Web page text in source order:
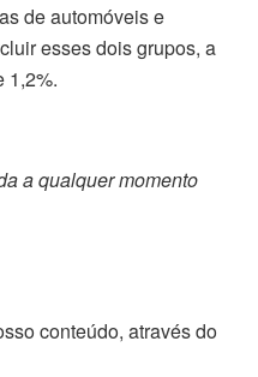
de automóveis e
esses dois grupos, a
1,2%.
a qualquer momento
conteúdo, através do